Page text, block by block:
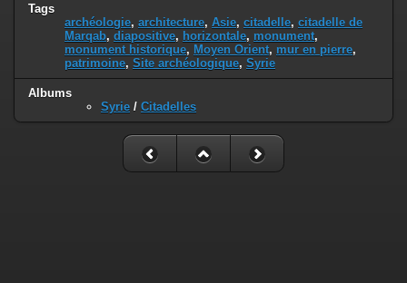
Tags
archéologie, architecture, Asie, citadelle, citadelle de
Marqab, diapositive, horizontale, monument,
monument historique, Moyen Orient, mur en pierre,
patrimoine, Site archéologique, Syrie
Albums
Syrie / Citadelles